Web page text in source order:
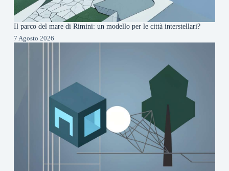
Il parco del mare di Rimini: un modello per le città interstellari?
7 Agosto 2026